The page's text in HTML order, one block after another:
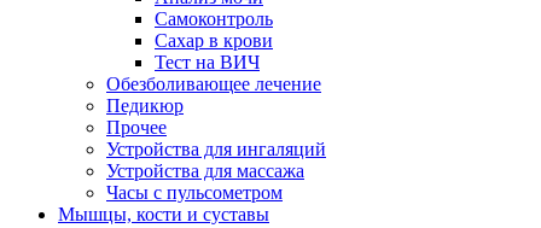
Самоконтроль
Сахар в крови
Тест на ВИЧ
Обезболивающее лечение
Педикюр
Прочее
Устройства для ингаляций
Устройства для массажа
Часы с пульсометром
Мышцы, кости и суставы